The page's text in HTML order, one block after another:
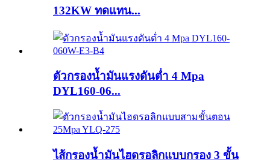
132KW ทดแทน...
ตัวกรองน้ำมันแรงดันต่ำ 4 Mpa
DYL160-06...
ไส้กรองน้ำมันไฮดรอลิกแบบกรอง 3 ขั้น